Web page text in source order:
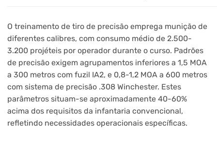
O treinamento de tiro de precisão emprega munição de
diferentes calibres, com consumo médio de 2.500-
3.200 projéteis por operador durante o curso. Padrões
de precisão exigem agrupamentos inferiores a 1,5 MOA
a 300 metros com fuzil IA2, e 0,8-1,2 MOA a 600 metros
com sistema de precisão .308 Winchester. Estes
parâmetros situam-se aproximadamente 40-60%
acima dos requisitos da infantaria convencional,
refletindo necessidades operacionais específicas.